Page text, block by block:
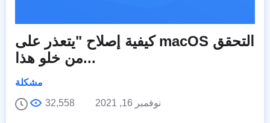
كيفية إصلاح "يتعذر على macOS التحقق
من خلو هذا...
مشكلة
نوفمبر 16, 2021
32,558